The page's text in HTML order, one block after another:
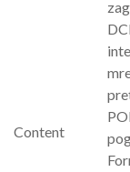
Content